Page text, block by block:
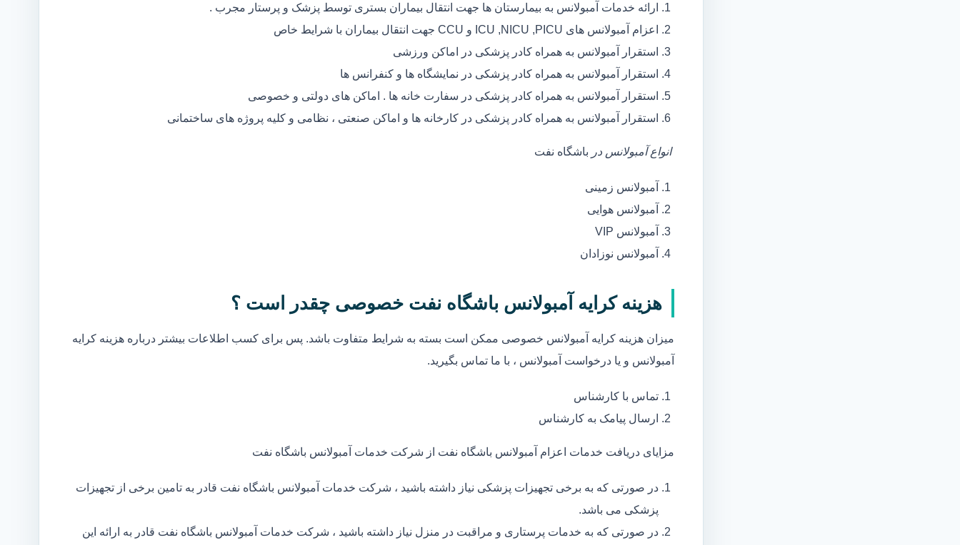
ارائه خدمات آمبولانس به بیمارستان ها جهت انتقال بیماران بستری توسط پزشک و پرستار مجرب .
اعزام آمبولانس های ICU ,NICU ,PICU و CCU جهت انتقال بیماران با شرایط خاص
استقرار آمبولانس به همراه کادر پزشکی در اماکن ورزشی
استقرار آمبولانس به همراه کادر پزشکی در نمایشگاه ها و کنفرانس ها
استقرار آمبولانس به همراه کادر پزشکی در سفارت خانه ها . اماکن های دولتی و خصوصی
استقرار آمبولانس به همراه کادر پزشکی در کارخانه ها و اماکن صنعتی ، نظامی و کلیه پروژه های ساختمانی
انواع آمبولانس در باشگاه نفت
آمبولانس زمینی
آمبولانس هوایی
آمبولانس VIP
آمبولانس نوزادان
هزینه کرایه آمبولانس باشگاه نفت خصوصی چقدر است ؟
میزان هزینه کرایه آمبولانس خصوصی ممکن است بسته به شرایط متفاوت باشد. پس برای کسب اطلاعات بیشتر درباره هزینه کرایه
آمبولانس و یا درخواست آمبولانس ، با ما تماس بگیرید.
تماس با کارشناس
ارسال پیامک به کارشناس
مزایای دریافت خدمات اعزام آمبولانس باشگاه نفت از شرکت خدمات آمبولانس باشگاه نفت
در صورتی که به برخی تجهیزات پزشکی نیاز داشته باشید ، شرکت خدمات آمبولانس باشگاه نفت قادر به تامین برخی از تجهیزات
پزشکی می باشد.
در صورتی که به خدمات پرستاری و مراقبت در منزل نیاز داشته باشید ، شرکت خدمات آمبولانس باشگاه نفت قادر به ارائه این